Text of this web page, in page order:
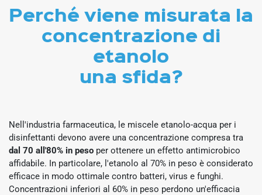
Perché viene misurata la
concentrazione di
etanolo
una sfida?
Nell'industria farmaceutica, le miscele etanolo-acqua per i
disinfettanti devono avere una concentrazione compresa tra
dal 70 all'80% in peso per ottenere un effetto antimicrobico
affidabile. In particolare, l'etanolo al 70% in peso è considerato
efficace in modo ottimale contro batteri, virus e funghi.
Concentrazioni inferiori al 60% in peso perdono un'efficacia